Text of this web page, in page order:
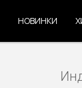
НОВИНКИ